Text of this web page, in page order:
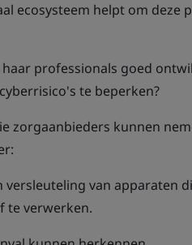
ecosysteem helpt om deze
professionals goed
te beperken?
zorgaanbieders kunnen
versleuteling van apparaten
te verwerken.